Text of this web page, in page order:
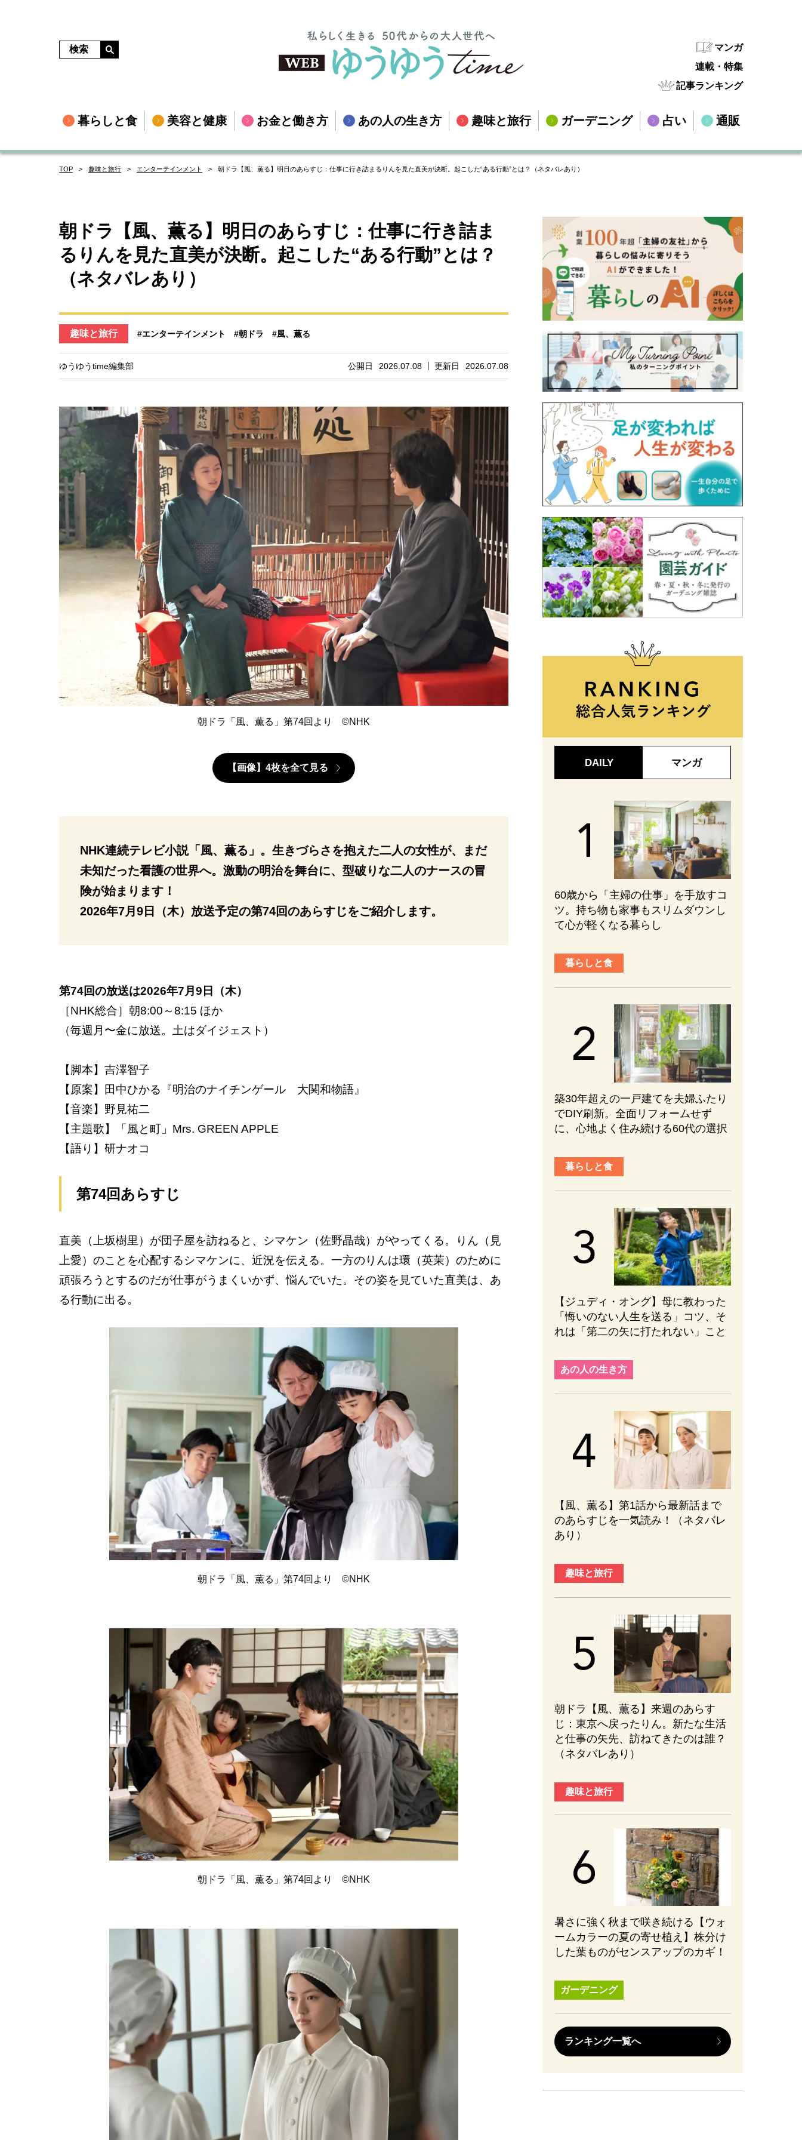
マンガ
連載・特集
記事ランキング
暮らしと食 美容と健康 お金と働き方 あの人の生き方 趣味と旅行 ガーデニング 占い 通販
TOP 趣味と旅行 エンターテインメント 朝ドラ【風、薫る】明日のあらすじ：仕事に行き詰まるりんを見た直美が決断。起こした“ある行動”とは？（ネタバレあり）
朝ドラ【風、薫る】明日のあらすじ：仕事に行き詰ま
るりんを見た直美が決断。起こした“ある行動”とは？
（ネタバレあり）
趣味と旅行 #エンターテインメント #朝ドラ #風、薫る
公開日 2026.07.08 更新日 2026.07.08
ゆうゆうtime編集部
朝ドラ「風、薫る」第74回より ©️NHK
【画像】4枚を全て見る
NHK連続テレビ小説「風、薫る」。生きづらさを抱えた二人の女性が、まだ
未知だった看護の世界へ。激動の明治を舞台に、型破りな二人のナースの冒
険が始まります！
2026年7月9日（木）放送予定の第74回のあらすじをご紹介します。
第74回の放送は2026年7月9日（木）
［NHK総合］朝8:00～8:15 ほか
（毎週月〜金に放送。土はダイジェスト）
【脚本】吉澤智子
【原案】田中ひかる『明治のナイチンゲール 大関和物語』
【音楽】野見祐二
【主題歌】「風と町」Mrs. GREEN APPLE
【語り】研ナオコ
第74回あらすじ
直美（上坂樹里）が団子屋を訪ねると、シマケン（佐野晶哉）がやってくる。りん（見
上愛）のことを心配するシマケンに、近況を伝える。一方のりんは環（英茉）のために
頑張ろうとするのだが仕事がうまくいかず、悩んでいた。その姿を見ていた直美は、あ
る行動に出る。
朝ドラ「風、薫る」第74回より ©️NHK
朝ドラ「風、薫る」第74回より ©️NHK
DAILY マンガ
60歳から「主婦の仕事」を手放すコ
ツ。持ち物も家事もスリムダウンし
て心が軽くなる暮らし
暮らしと食
築30年超えの一戸建てを夫婦ふたり
でDIY刷新。全面リフォームせず
に、心地よく住み続ける60代の選択
暮らしと食
【ジュディ・オング】母に教わった
「悔いのない人生を送る」コツ、そ
れは「第二の矢に打たれない」こと
あの人の生き方
【風、薫る】第1話から最新話まで
のあらすじを一気読み！（ネタバレ
あり）
趣味と旅行
朝ドラ【風、薫る】来週のあらす
じ：東京へ戻ったりん。新たな生活
と仕事の矢先、訪ねてきたのは誰？
（ネタバレあり）
趣味と旅行
暑さに強く秋まで咲き続ける【ウォ
ームカラーの夏の寄せ植え】株分け
した葉ものがセンスアップのカギ！
ガーデニング
ランキング一覧へ